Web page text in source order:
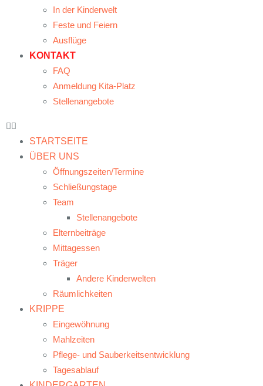
In der Kinderwelt
Feste und Feiern
Ausflüge
KONTAKT
FAQ
Anmeldung Kita-Platz
Stellenangebote
STARTSEITE
ÜBER UNS
Öffnungszeiten/Termine
Schließungstage
Team
Stellenangebote
Elternbeiträge
Mittagessen
Träger
Andere Kinderwelten
Räumlichkeiten
KRIPPE
Eingewöhnung
Mahlzeiten
Pflege- und Sauberkeitsentwicklung
Tagesablauf